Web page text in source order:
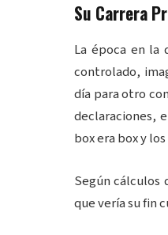
Su Carrera
La época en la
controlado,
día para otro
declaraciones,
box era box y
Según cálculos
que vería su fin